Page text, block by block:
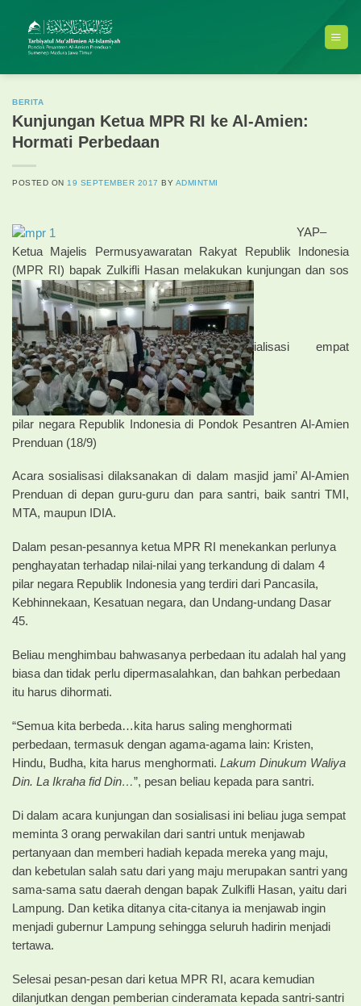
content
BERITA
Kunjungan Ketua MPR RI ke Al-Amien:
Hormati Perbedaan
POSTED ON 19 SEPTEMBER 2017 BY ADMINTMI
YAP–
Ketua Majelis Permusyawaratan Rakyat Republik Indonesia
(MPR RI) bapak Zulkifli Hasan melakukan kunjungan dan sos
ialisasi empat
pilar negara Republik Indonesia di Pondok Pesantren Al-Amien
Prenduan (18/9)
Acara sosialisasi dilaksanakan di dalam masjid jami’ Al-Amien
Prenduan di depan guru-guru dan para santri, baik santri TMI,
MTA, maupun IDIA.
Dalam pesan-pesannya ketua MPR RI menekankan perlunya
penghayatan terhadap nilai-nilai yang terkandung di dalam 4
pilar negara Republik Indonesia yang terdiri dari Pancasila,
Kebhinnekaan, Kesatuan negara, dan Undang-undang Dasar
45.
Beliau menghimbau bahwasanya perbedaan itu adalah hal yang
biasa dan tidak perlu dipermasalahkan, dan bahkan perbedaan
itu harus dihormati.
“Semua kita berbeda…kita harus saling menghormati
perbedaan, termasuk dengan agama-agama lain: Kristen,
Hindu, Budha, kita harus menghormati. Lakum Dinukum Waliya
Din. La Ikraha fid Din…”, pesan beliau kepada para santri.
Di dalam acara kunjungan dan sosialisasi ini beliau juga sempat
meminta 3 orang perwakilan dari santri untuk menjawab
pertanyaan dan memberi hadiah kepada mereka yang maju,
dan kebetulan salah satu dari yang maju merupakan santri yang
sama-sama satu daerah dengan bapak Zulkifli Hasan, yaitu dari
Lampung. Dan ketika ditanya cita-citanya ia menjawab ingin
menjadi gubernur Lampung sehingga seluruh hadirin menjadi
tertawa.
Selesai pesan-pesan dari ketua MPR RI, acara kemudian
dilanjutkan dengan pemberian cinderamata kepada santri-santri